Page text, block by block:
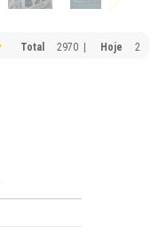
Total 2970 | Hoje 2